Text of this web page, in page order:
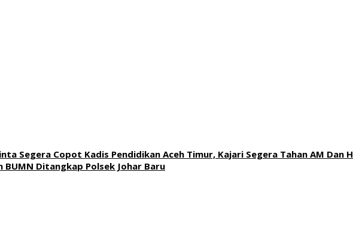
Segera Copot Kadis Pendidikan Aceh Timur, Kajari Segera Tahan AM Dan
BUMN Ditangkap Polsek Johar Baru